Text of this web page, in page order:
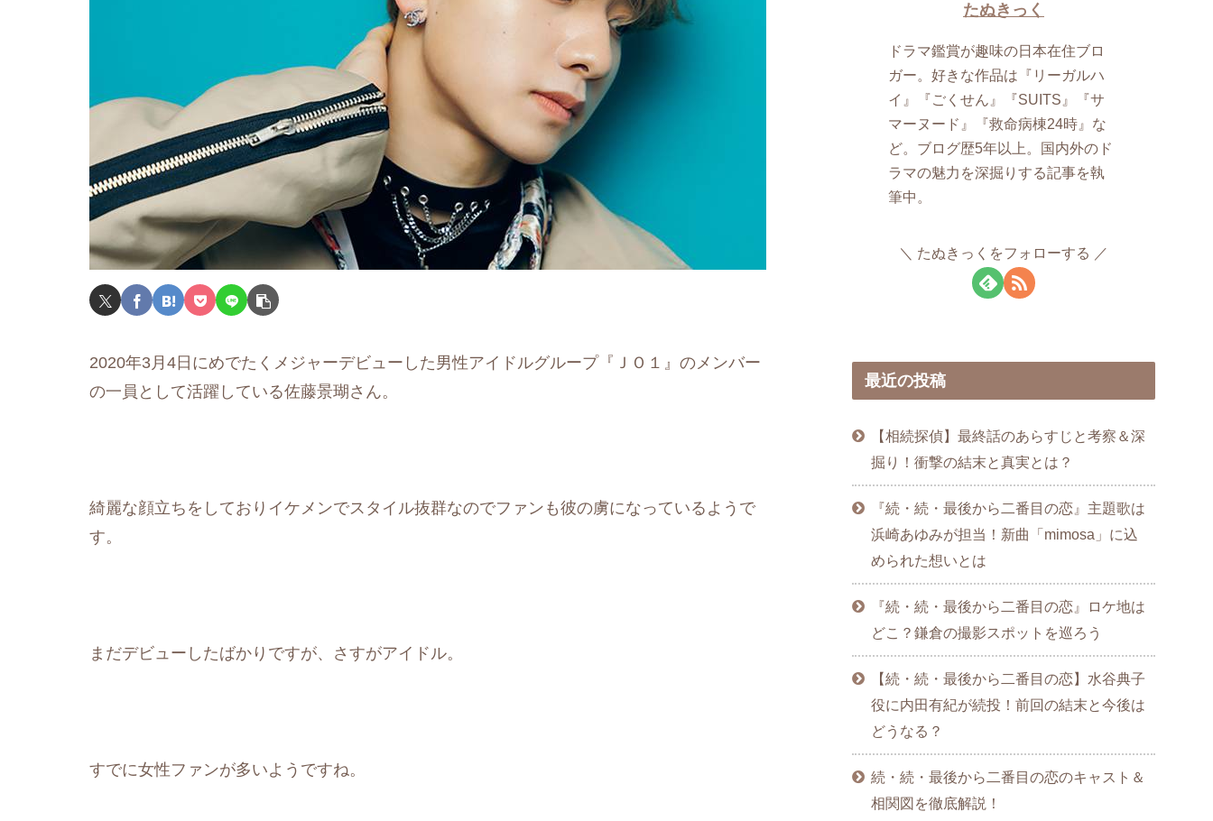
2020年3月4日にめでたくメジャーデビューした男性アイドルグループ『ＪＯ１』のメンバー
の一員として活躍している佐藤景瑚さん。
綺麗な顔立ちをしておりイケメンでスタイル抜群なのでファンも彼の虜になっているようで
す。
まだデビューしたばかりですが、さすがアイドル。
すでに女性ファンが多いようですね。
たぬきっく
ドラマ鑑賞が趣味の日本在住ブロ
ガー。​好きな作品は『リーガルハ
イ』『ごくせん』『SUITS』『サ
マーヌード』『救命病棟24時』な
ど。ブログ歴​5年以上。国内外のド
ラマの魅力を深掘りする記事を執
筆中。
たぬきっくをフォローする
最近の投稿
【相続探偵】最終話のあらすじと考察＆深
掘り！衝撃の結末と真実とは？
『続・続・最後から二番目の恋』主題歌は
浜崎あゆみが担当！新曲「mimosa」に込
められた想いとは
『続・続・最後から二番目の恋』ロケ地は
どこ？鎌倉の撮影スポットを巡ろう
【続・続・最後から二番目の恋】水谷典子
役に内田有紀が続投！前回の結末と今後は
どうなる？
続・続・最後から二番目の恋のキャスト＆
相関図を徹底解説！